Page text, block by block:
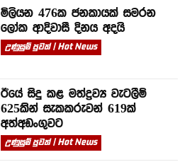
මිලියන 476ක ජනකායක් සමරන
ලෝක ආදිවාසී දිනය අදයි
උණුසුම් පුවත් | Hot News
ඊයේ සිදු කළ මත්ද්‍රව්‍ය වැටලීම්
625කින් සැකකරුවන් 619ක්
අත්අඩංගුවට
උණුසුම් පුවත් | Hot News